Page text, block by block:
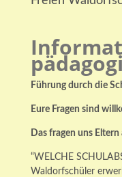
Führung durch die
Eure Fragen sind
Das fragen uns
“WELCHE
Waldorfschüler